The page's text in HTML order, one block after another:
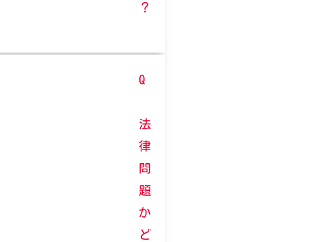
？
Q
法
律
問
題
か
ど